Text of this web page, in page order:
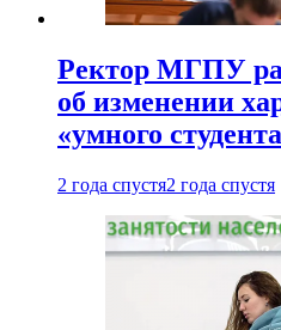
Ректор МГПУ
об изменении
«умного
2 года спустя2 года спустя